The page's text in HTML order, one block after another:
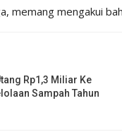
memang mengakui
Rp1,3 Miliar Ke
Sampah Tahun